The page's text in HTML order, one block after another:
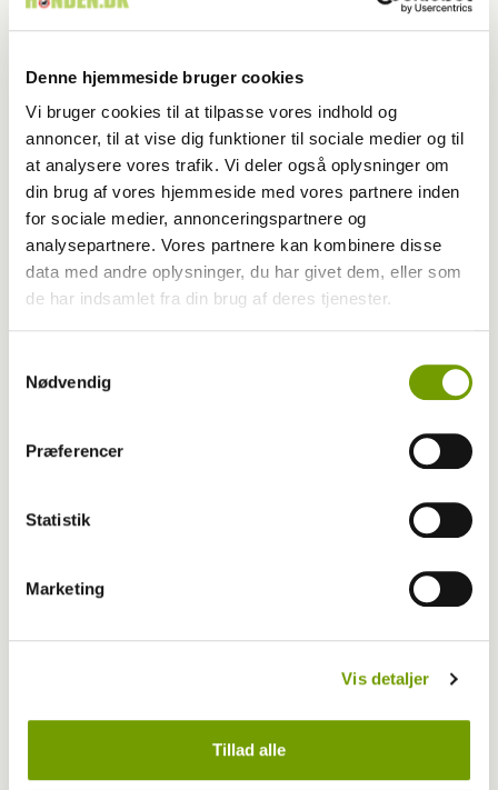
Denne hjemmeside bruger cookies
Vi bruger cookies til at tilpasse vores indhold og
annoncer, til at vise dig funktioner til sociale medier og til
at analysere vores trafik. Vi deler også oplysninger om
din brug af vores hjemmeside med vores partnere inden
for sociale medier, annonceringspartnere og
analysepartnere. Vores partnere kan kombinere disse
data med andre oplysninger, du har givet dem, eller som
de har indsamlet fra din brug af deres tjenester.
Nødvendig
Præferencer
Statistik
Marketing
Vis detaljer
Tillad alle
Blogindlæg
BLOG: En tur i skoven